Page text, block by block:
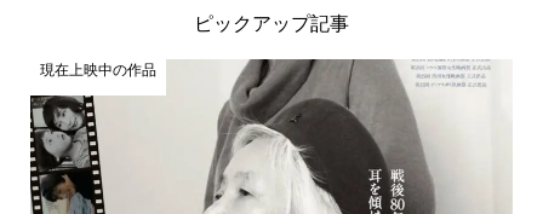
ピックアップ記事
現在上映中の作品